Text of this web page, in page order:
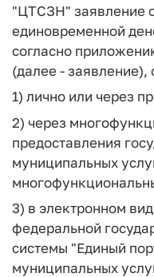
"ЦТСЗН" заявление
единовременной
согласно
(далее -
1) лично или через
2) через
предоставления
муниципальных
3) в электронном
федеральной
системы "Единый
муниципальных